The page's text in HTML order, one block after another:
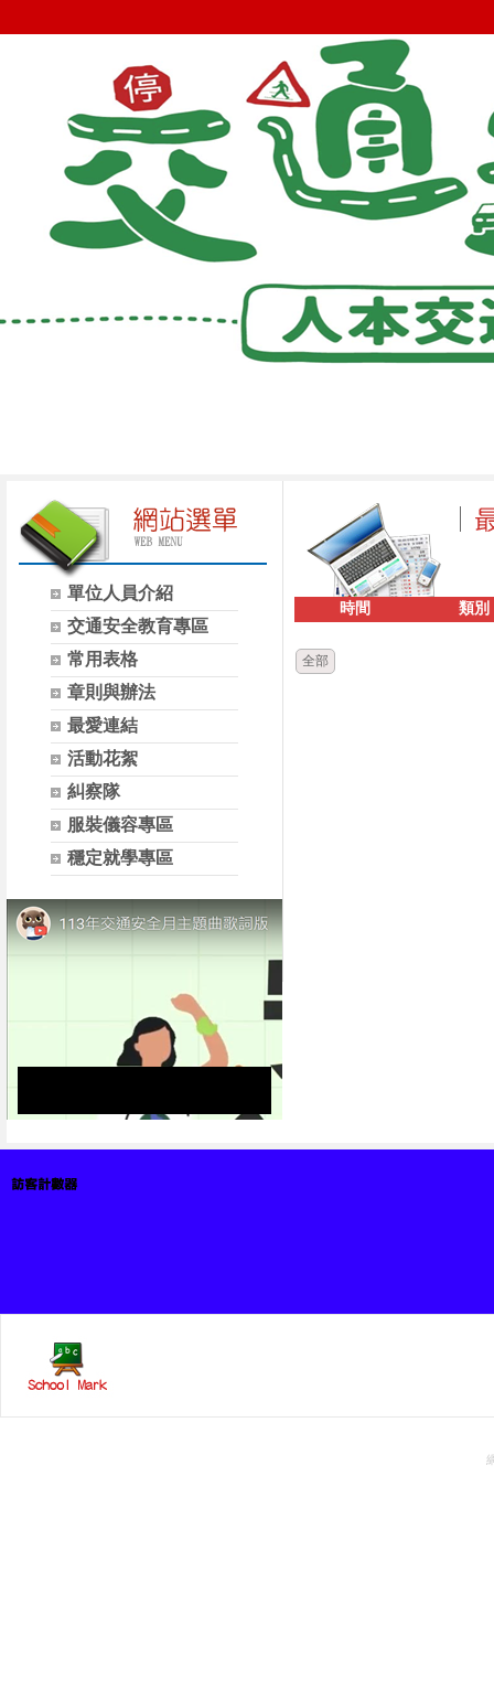
單位人員介紹
交通安全教育專區
常用表格
章則與辦法
最愛連結
活動花絮
糾察隊
服裝儀容專區
穩定就學專區
時間 類別
全部